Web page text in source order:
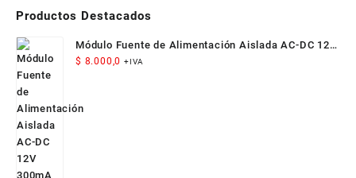
Productos Destacados
Módulo Fuente de Alimentación Aislada AC-DC 12V
300mA 3.5W
$ 8.000,0 +IVA